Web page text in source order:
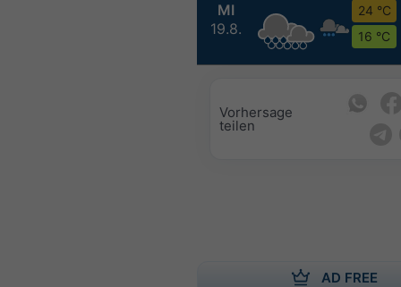
MI
19.8.
24 °C
16 °C
Vorhersage
teilen
AD FREE